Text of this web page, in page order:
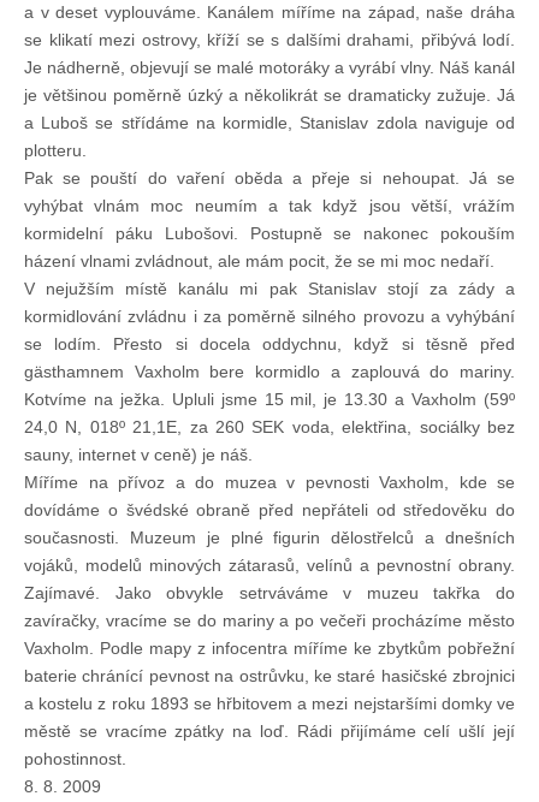
a v deset vyplouváme. Kanálem míříme na západ, naše dráha
se klikatí mezi ostrovy, kříží se s dalšími drahami, přibývá lodí.
Je nádherně, objevují se malé motoráky a vyrábí vlny. Náš kanál
je většinou poměrně úzký a několikrát se dramaticky zužuje. Já
a Luboš se střídáme na kormidle, Stanislav zdola naviguje od
plotteru.
Pak se pouští do vaření oběda a přeje si nehoupat. Já se
vyhýbat vlnám moc neumím a tak když jsou větší, vrážím
kormidelní páku Lubošovi. Postupně se nakonec pokouším
házení vlnami zvládnout, ale mám pocit, že se mi moc nedaří.
V nejužším místě kanálu mi pak Stanislav stojí za zády a
kormidlování zvládnu i za poměrně silného provozu a vyhýbání
se lodím. Přesto si docela oddychnu, když si těsně před
gästhamnem Vaxholm bere kormidlo a zaplouvá do mariny.
Kotvíme na ježka. Upluli jsme 15 mil, je 13.30 a Vaxholm (59º
24,0 N, 018º 21,1E, za 260 SEK voda, elektřina, sociálky bez
sauny, internet v ceně) je náš.
Míříme na přívoz a do muzea v pevnosti Vaxholm, kde se
dovídáme o švédské obraně před nepřáteli od středověku do
současnosti. Muzeum je plné figurin dělostřelců a dnešních
vojáků, modelů minových zátarasů, velínů a pevnostní obrany.
Zajímavé. Jako obvykle setrváváme v muzeu takřka do
zavíračky, vracíme se do mariny a po večeři procházíme město
Vaxholm. Podle mapy z infocentra míříme ke zbytkům pobřežní
baterie chránící pevnost na ostrůvku, ke staré hasičské zbrojnici
a kostelu z roku 1893 se hřbitovem a mezi nejstaršími domky ve
městě se vracíme zpátky na loď. Rádi přijímáme celí ušlí její
pohostinnost.
8. 8. 2009